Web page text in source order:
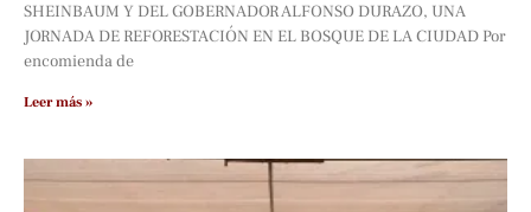
SHEINBAUM Y DEL GOBERNADOR ALFONSO DURAZO, UNA
JORNADA DE REFORESTACIÓN EN EL BOSQUE DE LA CIUDAD Por
encomienda de
Leer más »